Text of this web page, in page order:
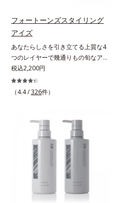
ケアします。マスクに色移りしにく
いので、気兼ねなく使えます。口紅
の下地としてもおすすめです。
フォートーンズスタイリング
アイズ
あなたらしさを引き立てる上質な4
つのレイヤーで幾通りもの旬なアイ
メイクが叶う。上質なテクスチャー
と多様なカラーリングで、似合うを
知る＆楽しさを引き出す、4色のア
た配色だから重ねてもくすまず、簡
単に印象的な目元が完成します。2
色だけを使って簡単に。3色使って
印象的に。4色全部使えば可能性は
無限大。もちろん単色使いもOK！
あなたらしさを引き立てる4つのレ
イヤーで、幾通りもの旬なアイメイ
クをお楽しみください。
税込2,200円
（4.4 /326件）